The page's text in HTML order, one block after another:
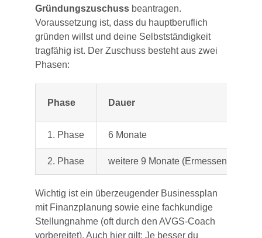
Gründungszuschuss beantragen.
Voraussetzung ist, dass du hauptberuflich
gründen willst und deine Selbstständigkeit
tragfähig ist. Der Zuschuss besteht aus zwei
Phasen:
Phase Dauer
1. Phase 6 Monate
2. Phase weitere 9 Monate (Ermessenssache)
Wichtig ist ein überzeugender Businessplan
mit Finanzplanung sowie eine fachkundige
Stellungnahme (oft durch den AVGS-Coach
vorbereitet). Auch hier gilt: Je besser du